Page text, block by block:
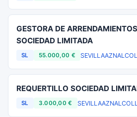
GESTORA DE
SOCIEDAD LIMITADA
SL 55.000,00 € SEVILLA
REQUERTILLO SOCIEDAD
SL 3.000,00 € SEVILLA